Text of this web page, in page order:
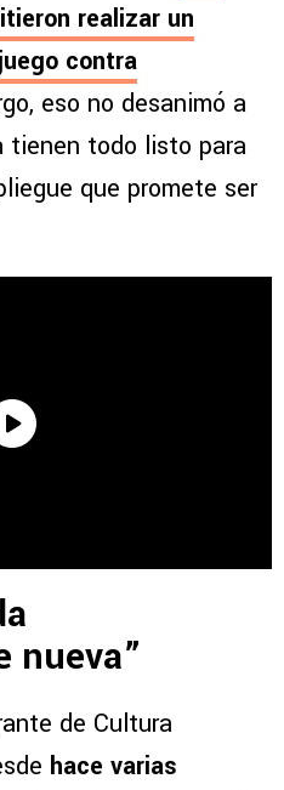
realizar un
contra
eso no desanimó a
tienen todo listo para
que promete ser
nueva”
de Cultura
hace varias